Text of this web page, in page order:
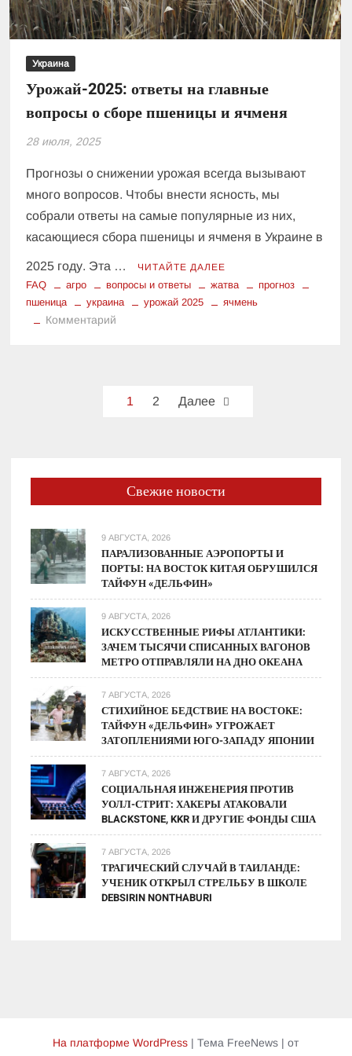
Украина
Урожай-2025: ответы на главные
вопросы о сборе пшеницы и ячменя
28 июля, 2025
Прогнозы о снижении урожая всегда вызывают
много вопросов. Чтобы внести ясность, мы
собрали ответы на самые популярные из них,
касающиеся сбора пшеницы и ячменя в Украине в
2025 году. Эта … ЧИТАЙТЕ ДАЛЕЕ
FAQ агро вопросы и ответы жатва
прогноз
пшеница
украина урожай 2025 ячмень
Комментарий
вопросы
и
ячменя
1 2 Далее
Свежие новости
9 АВГУСТА, 2026
ПАРАЛИЗОВАННЫЕ АЭРОПОРТЫ И
ПОРТЫ: НА ВОСТОК КИТАЯ ОБРУШИЛСЯ
ТАЙФУН «ДЕЛЬФИН»
9 АВГУСТА, 2026
ИСКУССТВЕННЫЕ РИФЫ АТЛАНТИКИ:
ЗАЧЕМ ТЫСЯЧИ СПИСАННЫХ ВАГОНОВ
МЕТРО ОТПРАВЛЯЛИ НА ДНО ОКЕАНА
7 АВГУСТА, 2026
СТИХИЙНОЕ БЕДСТВИЕ НА ВОСТОКЕ:
ТАЙФУН «ДЕЛЬФИН» УГРОЖАЕТ
ЗАТОПЛЕНИЯМИ ЮГО-ЗАПАДУ ЯПОНИИ
7 АВГУСТА, 2026
СОЦИАЛЬНАЯ ИНЖЕНЕРИЯ ПРОТИВ
УОЛЛ-СТРИТ: ХАКЕРЫ АТАКОВАЛИ
BLACKSTONE, KKR И ДРУГИЕ ФОНДЫ США
7 АВГУСТА, 2026
ТРАГИЧЕСКИЙ СЛУЧАЙ В ТАИЛАНДЕ:
УЧЕНИК ОТКРЫЛ СТРЕЛЬБУ В ШКОЛЕ
DEBSIRIN NONTHABURI
На платформе WordPress |Тема FreeNews |от